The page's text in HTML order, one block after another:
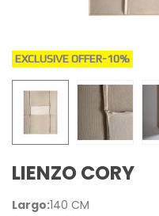
EXCLUSIVE OFFER-10%
LIENZO CORY
Largo:140 CM